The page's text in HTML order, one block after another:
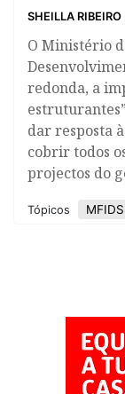
SHEILLA RIBEIRO
O Ministério
redonda, a
dar resposta
cobrir todos
projectos do
Tópicos MFIDS